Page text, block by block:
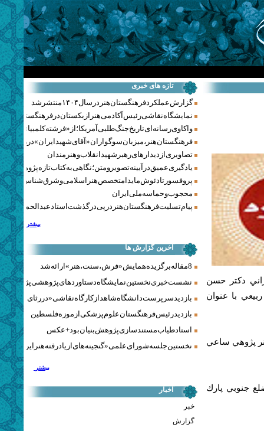
تازه های خبری
گزارش عملکرد فرهنگستان هنر در سال ۱۴۰۴ منتشر شد
نمایشگاه نقاشی رئیس آکادمی هنر ازبکستان در فرهنگستان هنر
واکاوی رسانه‌ای تاریخ جنگ‌طلبی آمریکا؛ از «فرشته کلمبیا» تا
فرهنگستان هنر، میزبان سوگواران «آقای شهید ایران» در
تصاویری از دیدارهای رهبر شهید انقلاب و هنرمندان
یادگیری عمیق در آیینه تصویر و متن؛ نگاهی به کتاب تازه پژوهشکده
پروفسور تادئوش مایدا متخصص هنر اسلامی و شرق‌شناس
محجوب و حماسه ملی ایران
پیام تسلیت فرهنگستان هنر در پی درگذشت استاد عبدالحمید
بیشتر
آخرین گزارش ها
8 مقاله برگزیده همایش «فرش، سنت، هنر» ارائه شد
نشست خبری نخستین نمایشگاه دستاوردهای پژوهشی
بازدید سرپرست دانشگاه شاهد از کارگاه نقاشی «در رثای سیمرغ
بازدید رئیس فرهنگستان علوم پزشکی از موزه فلسطین
استاد طیاب مستندسازی پژوهش‌بنیان بود + عکس
نخستین جلسه شورای علمی «گنجینه‌های ازیادرفته هنر ایران»
بیشتر
اخبار
خبر
گزارش
دكتر حسن
با عنوان
هاي 17 و 18 در مجموعه هنر پژوهي ساعي
جنوبي پارك